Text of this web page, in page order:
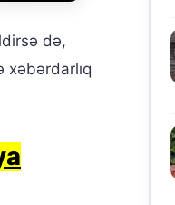
də,
xəbərdarlıq